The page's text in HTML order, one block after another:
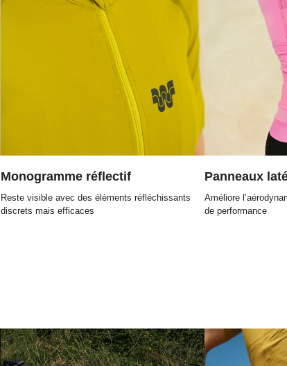
Monogramme réflectif
Reste visible avec des éléments réfléchissants
discrets mais efficaces
Panneaux
Améliore
de performance